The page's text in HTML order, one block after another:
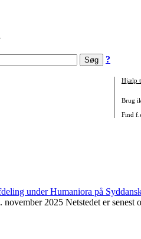
?
Hjælp
Brug
Find
november 2025 Netstedet er senest